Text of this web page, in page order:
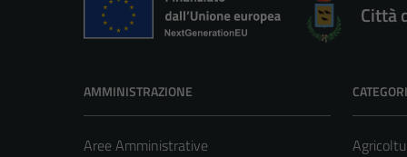
Città
AMMINISTRAZIONE
Aree Amministrative